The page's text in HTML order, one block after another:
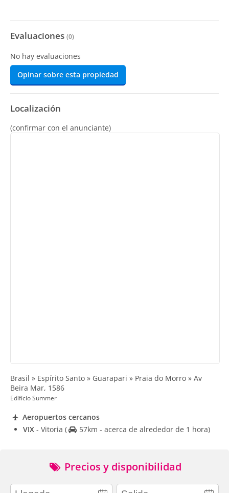
Evaluaciones (0)
No hay evaluaciones
Opinar sobre esta propiedad
Localización
(confirmar con el anunciante)
Brasil » Espírito Santo » Guarapari » Praia do Morro » Av
Beira Mar, 1586
Edifício Summer
Aeropuertos cercanos
VIX - Vitoria ( 57km - acerca de alrededor de 1 hora)
Precios y disponibilidad